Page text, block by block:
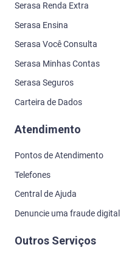
Serasa Renda Extra
Serasa Ensina
Serasa Você Consulta
Serasa Minhas Contas
Serasa Seguros
Carteira de Dados
Atendimento
Pontos de Atendimento
Telefones
Central de Ajuda
Denuncie uma fraude digital
Outros Serviços